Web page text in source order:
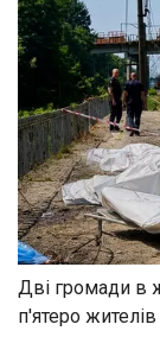
Дві громади в
п'ятеро